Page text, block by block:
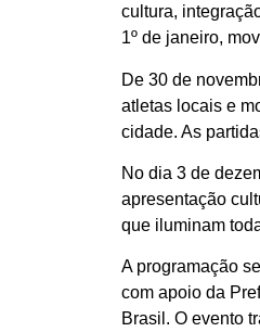
cultura,
1º de janeiro,
De 30 de
atletas locais e
cidade. As
No dia 3 de
apresentação
que iluminam
A programação
com apoio da
Brasil. O evento